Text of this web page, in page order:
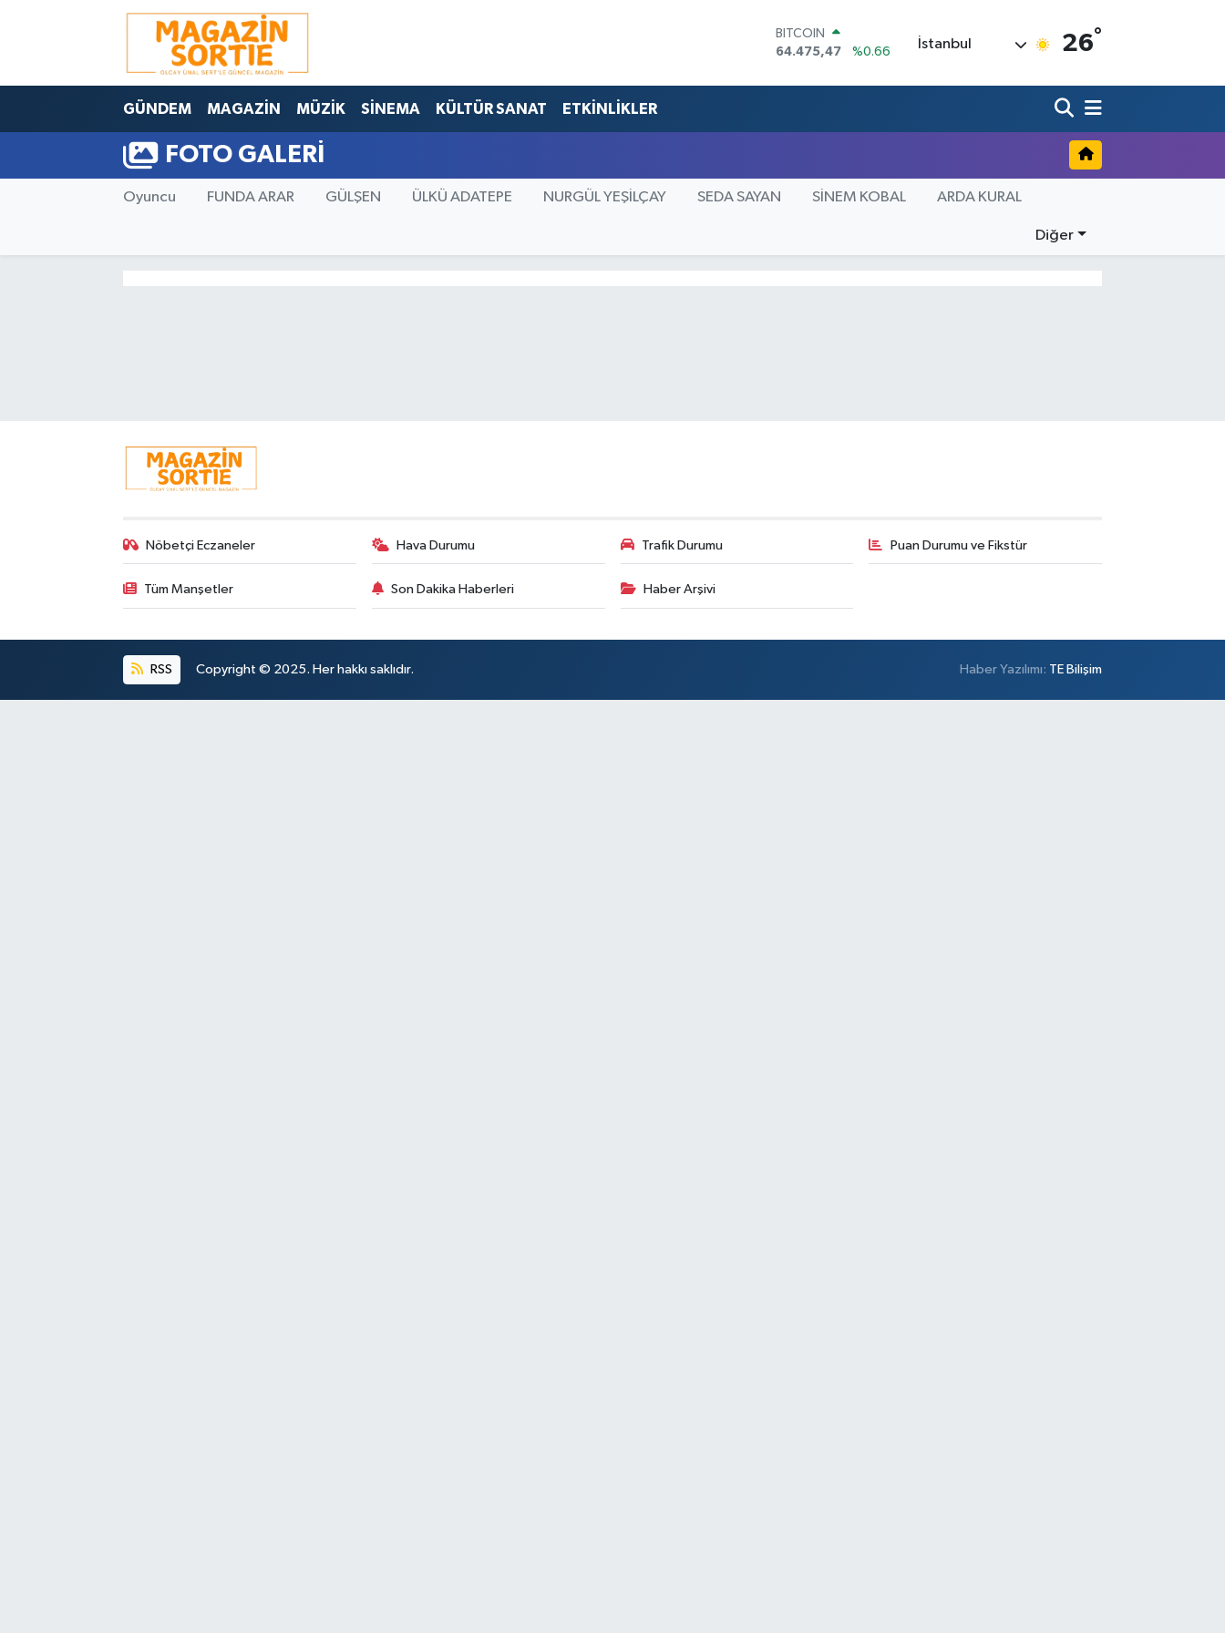
BITCOIN
64.475,47
%0.66
47,5971
%0.05
GRAM ALTIN
6518.23
%0.39
İstanbul 26°
GÜNDEM MAGAZİN MÜZİK SİNEMA KÜLTÜR SANAT ETKİNLİKLER
FOTO GALERI
Oyuncu FUNDA ARAR GÜLŞEN ÜLKÜ ADATEPE NURGÜL YEŞİLÇAY SEDA SAYAN SİNEM KOBAL ARDA KURAL
Diğer
Nöbetçi Eczaneler Hava Durumu Trafik Durumu Puan Durumu ve Fikstür
Tüm Manşetler Son Dakika Haberleri Haber Arşivi
RSS Copyright © 2025. Her hakkı saklıdır. Haber Yazılımı: TE Bilişim
Nöbetçi Eczaneler
Hava Durumu
Trafik Durumu
Süper Lig Puan Durumu ve Fikstür
Tüm Manşetler